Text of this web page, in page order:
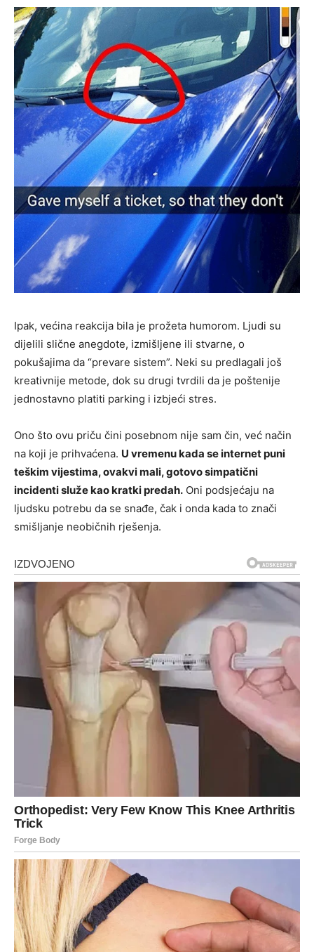
Ipak, većina reakcija bila je prožeta humorom. Ljudi su
dijelili slične anegdote, izmišljene ili stvarne, o
pokušajima da “prevare sistem”. Neki su predlagali još
kreativnije metode, dok su drugi tvrdili da je poštenije
jednostavno platiti parking i izbjeći stres.
Ono što ovu priču čini posebnom nije sam čin, već način
na koji je prihvaćena. U vremenu kada se internet puni
teškim vijestima, ovakvi mali, gotovo simpatični
incidenti služe kao kratki predah. Oni podsjećaju na
ljudsku potrebu da se snađe, čak i onda kada to znači
smišljanje neobičnih rješenja.